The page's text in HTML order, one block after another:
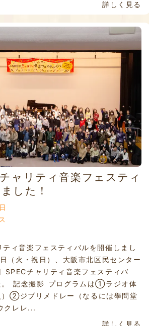
詳しく見る
ャリティ音楽フェスティ
した！
ィ音楽フェスティバルを開催しまし
（火・祝日）、大阪市北区民センター
SPECチャリティ音楽フェスティバ
。 記念撮影 プログラムは①ラジオ体
）②ジブリメドレー（なるには學問堂
クレレ...
詳しく見る